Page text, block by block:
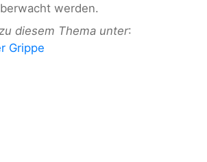
werden.
diesem Thema unter:
Grippe